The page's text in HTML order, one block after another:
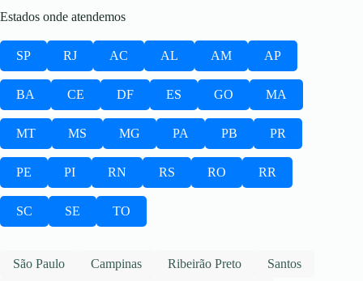
Estados onde atendemos
SP RJ AC AL AM AP
BA CE DF ES GO MA
MT MS MG PA PB PR
PE PI RN RS RO RR
SC SE TO
São Paulo Campinas Ribeirão Preto
Santos